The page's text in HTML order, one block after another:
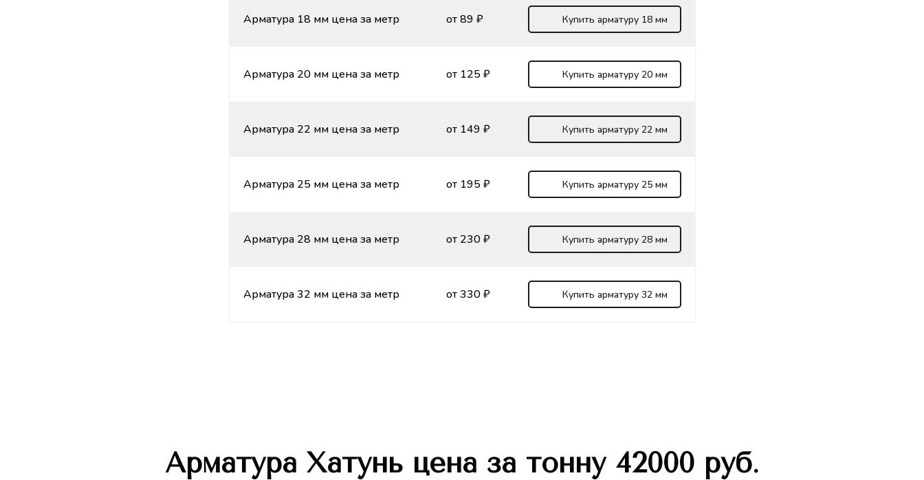
Арматура 18 мм цена за метр от 89 ₽ Купить арматуру 18 мм
Арматура 20 мм цена за метр от 125 ₽ Купить арматуру 20 мм
Арматура 22 мм цена за метр от 149 ₽ Купить арматуру 22 мм
Арматура 25 мм цена за метр от 195 ₽ Купить арматуру 25 мм
Арматура 28 мм цена за метр от 230 ₽ Купить арматуру 28 мм
Арматура 32 мм цена за метр от 330 ₽ Купить арматуру 32 мм
Арматура Хатунь цена за тонну 42000 руб.